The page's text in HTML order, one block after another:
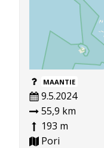
MAANTIE
9.5.2024
55,9 km
193 m
Pori